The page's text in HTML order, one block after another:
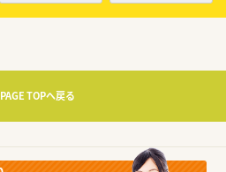
PAGE TOPへ戻る